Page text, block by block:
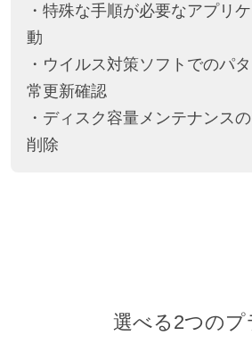
・特殊な手順が必要なアプリ
動
・ウイルス対策ソフトでのパ
常更新確認
・ディスク容量メンテナンス
削除
選べる2つのプ